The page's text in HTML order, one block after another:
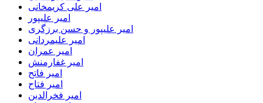
امیر علی کریمخانی
امیر علیپور
امیر علیپور و حسن برزگری
امیر علیمردانی
امیر عمران
امیر غفارمنش
امیر فاتح
امیر فتاح
امیر فخرالدین